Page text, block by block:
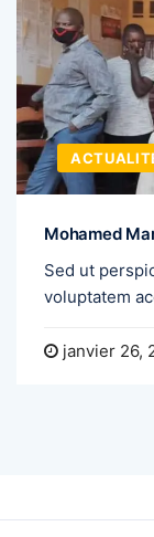
Mohamed
Sed ut
voluptatem
janvier 26,